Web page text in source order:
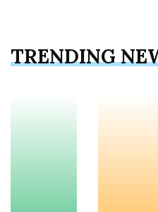
TRENDING